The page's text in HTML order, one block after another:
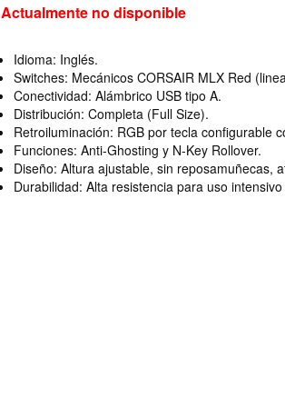
Actualmente no disponible
Idioma: Inglés.
Switches: Mecánicos CORSAIR MLX Red
Conectividad: Alámbrico USB tipo A.
Distribución: Completa (Full Size).
Retroiluminación: RGB por tecla configurable
Funciones: Anti-Ghosting y N-Key Rollover.
Diseño: Altura ajustable, sin reposamuñecas,
Durabilidad: Alta resistencia para uso